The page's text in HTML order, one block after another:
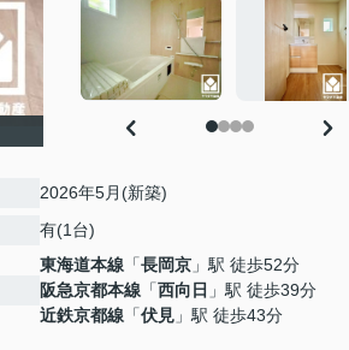
2026年5月(新築)
有(1台)
東海道本線 「長岡京 」駅 徒歩52分
阪急京都本線 「西向日 」駅 徒歩39分
近鉄京都線 「伏見 」駅 徒歩43分